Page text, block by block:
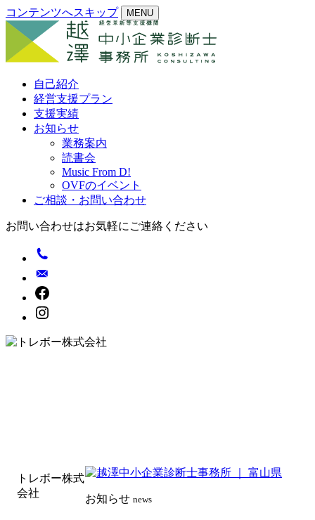
コンテンツへスキップ MENU
自己紹介
経営支援プラン
支援実績
お知らせ
業務案内
読書会
Music From D!
OVFのイベント
ご相談・お問い合わせ
お問い合わせはお気軽にご連絡ください
トレボー株式
会社
お知らせ news